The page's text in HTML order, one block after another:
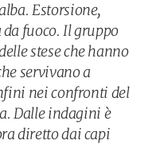
Estorsione,
fuoco. Il gruppo
stese che hanno
servivano a
nei confronti del
Dalle indagini è
diretto dai capi